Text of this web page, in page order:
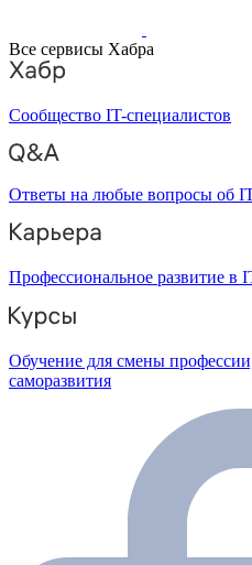
Все сервисы Хабра
Сообщество IT-специалистов
Ответы на любые вопросы об
Профессиональное развитие в
Обучение для смены
саморазвития